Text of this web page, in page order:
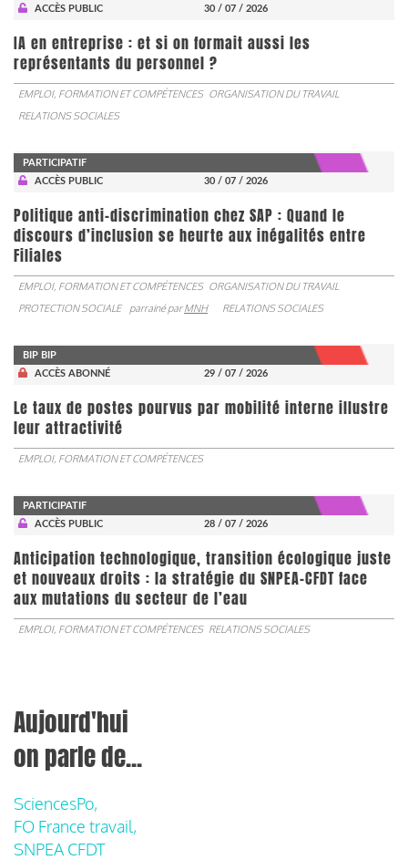
ACCÈS PUBLIC 30 / 07 / 2026
IA en entreprise : et si on formait aussi les
représentants du personnel ?
EMPLOI, FORMATION ET COMPÉTENCES ORGANISATION DU TRAVAIL
RELATIONS SOCIALES
PARTICIPATIF
ACCÈS PUBLIC
30 / 07 / 2026
Politique anti-discrimination chez SAP : Quand le
discours d’inclusion se heurte aux inégalités entre
Filiales
EMPLOI, FORMATION ET COMPÉTENCES ORGANISATION DU TRAVAIL
PROTECTION SOCIALE
parrainé parMNH RELATIONS SOCIALES
BIP BIP
ACCÈS ABONNÉ
29 / 07 / 2026
Le taux de postes pourvus par mobilité interne illustre
leur attractivité
EMPLOI, FORMATION ET COMPÉTENCES
PARTICIPATIF
ACCÈS PUBLIC
28 / 07 / 2026
Anticipation technologique, transition écologique juste
et nouveaux droits : la stratégie du SNPEA-CFDT face
aux mutations du secteur de l’eau
EMPLOI, FORMATION ET COMPÉTENCES RELATIONS SOCIALES
Aujourd'hui
on parle de...
SciencesPo,
FO France travail,
SNPEA CFDT